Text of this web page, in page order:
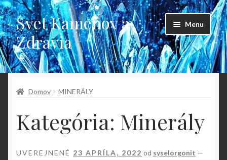
Preskočiť
na
navigáciu
Preskočiť
na
obsah
Svet Kameňov a
Zdravia
Menu
Domovská stránka
Blog
Domovská stránka
Domov MINERÁLY
Kategória: Minerály
UVEREJNENÉ 23 APRÍLA, 2022 od syselorgonit —